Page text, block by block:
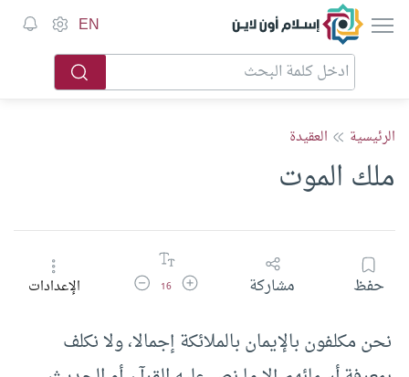
إسلام أون لاين EN
الرئيسية العقيدة
ملك الموت
حفظ مشاركة زيادة حجم الخط
16 تقليل حجم الخطالإعدادات
نحن مكلفون بالإيمان بالملائكة إجمالا، ولا نكلف